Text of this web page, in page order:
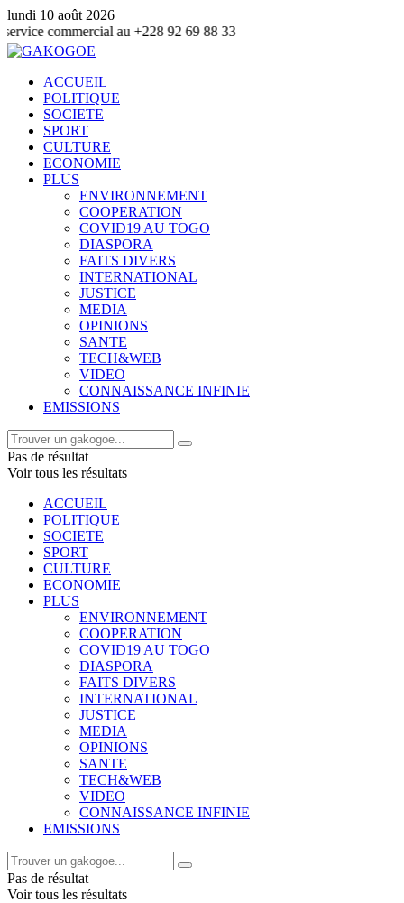
lundi 10 août 2026
au +228 92 69 88 33
ACCUEIL
POLITIQUE
SOCIETE
SPORT
CULTURE
ECONOMIE
PLUS
ENVIRONNEMENT
COOPERATION
COVID19 AU TOGO
DIASPORA
FAITS DIVERS
INTERNATIONAL
JUSTICE
MEDIA
OPINIONS
SANTE
TECH&WEB
VIDEO
CONNAISSANCE INFINIE
EMISSIONS
Pas de résultat
Voir tous les résultats
ACCUEIL
POLITIQUE
SOCIETE
SPORT
CULTURE
ECONOMIE
PLUS
ENVIRONNEMENT
COOPERATION
COVID19 AU TOGO
DIASPORA
FAITS DIVERS
INTERNATIONAL
JUSTICE
MEDIA
OPINIONS
SANTE
TECH&WEB
VIDEO
CONNAISSANCE INFINIE
EMISSIONS
Pas de résultat
Voir tous les résultats